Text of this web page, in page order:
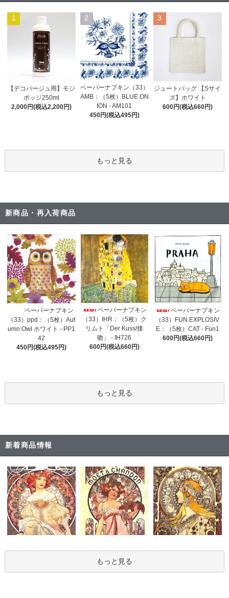
1
【デコパージュ用】モジ
ポッジ250ml
2,000円(税込2,200円)
2
ペーパーナプキン（33）
AMB：（5枚）BLUE ON
ION - AM101
450円(税込495円)
3
ジュートバッグ 【Sサイ
ズ】ホワイト
600円(税込660円)
もっと見る
新商品・再入荷商品
ペーパーナプキン
（33）ppd：（5枚）Aut
umn Owl ホワイト - PP1
42
450円(税込495円)
ペーパーナプキン
（33）IHR：（5枚）ク
リムト「Der Kuss/接
吻」 - IH726
600円(税込660円)
ペーパーナプキン
（33）FUN EXPLOSIV
E：（5枚）CAT - Fun1
600円(税込660円)
もっと見る
新着商品情報
もっと見る